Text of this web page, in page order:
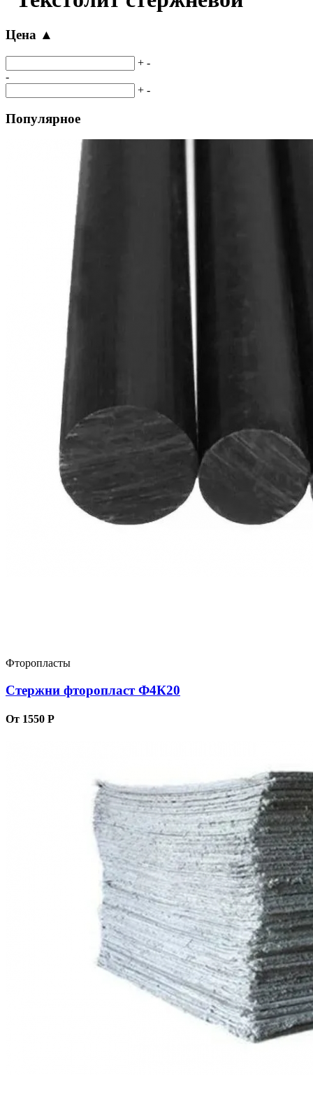
Цена ▲
+ -
-
+ -
Популярное
Фторопласты
Стержни фторопласт Ф4К20
От 1550 Р